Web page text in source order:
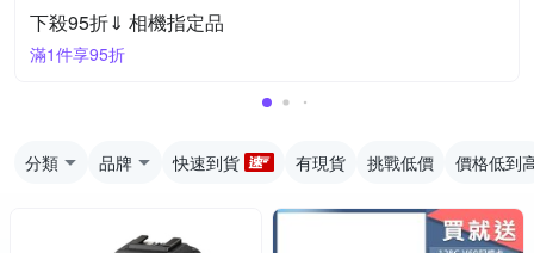
下殺95折⇓ 相機指定品
滿1件享95折
分類 品牌 快速到貨 有現貨 挑戰低價 價格低到